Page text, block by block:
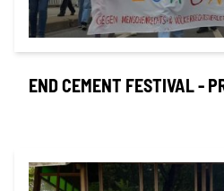
END CEMENT FESTIVAL -